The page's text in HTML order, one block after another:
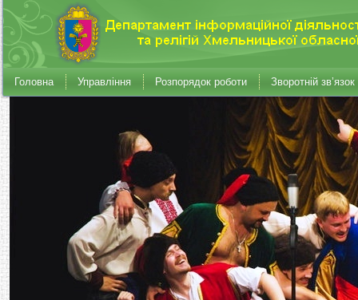
Головна Управління Розпорядок роботи Зворотній зв’язок